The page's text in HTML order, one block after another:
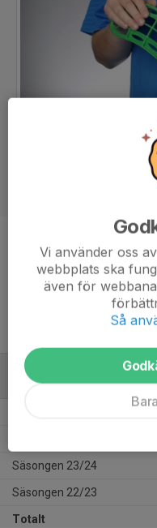
Position
-
Ålder
12
ALLA SERIER ALLA ÅR
Säsongen 23/24
Säsongen 22/23
Totalt
Vi använder oss
webbplats ska
även för
Så